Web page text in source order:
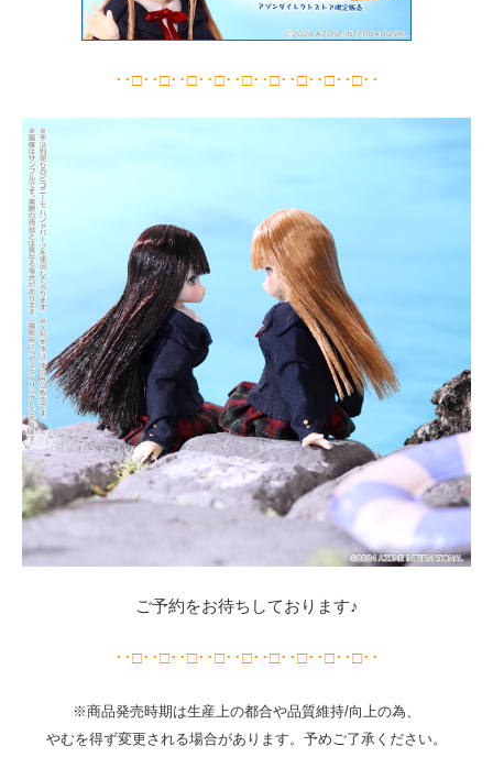
･･□･･□･･□･･□･･□･･□･･□･･□･･□･･
ご予約をお待ちしております♪
･･□･･□･･□･･□･･□･･□･･□･･□･･□･･
※商品発売時期は生産上の都合や品質維持/向上の為、
やむを得ず変更される場合があります。予めご了承ください。